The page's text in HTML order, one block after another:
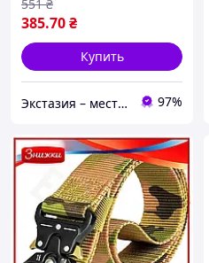
4.5 см
385.70₴
551 ₴
Купить
Экстазия – место, где рождаются наслаждения 97%